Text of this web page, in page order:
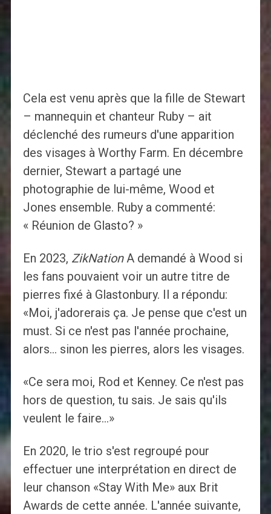
Cela est venu après que la fille de Stewart
– mannequin et chanteur Ruby – ait
déclenché des rumeurs d'une apparition
des visages à Worthy Farm. En décembre
dernier, Stewart a partagé une
photographie de lui-même, Wood et
Jones ensemble. Ruby a commenté:
« Réunion de Glasto? »
En 2023, ZikNationA demandé à Wood si
les fans pouvaient voir un autre titre de
pierres fixé à Glastonbury. Il a répondu:
«Moi, j'adorerais ça. Je pense que c'est un
must. Si ce n'est pas l'année prochaine,
alors… sinon les pierres, alors les visages.
«Ce sera moi, Rod et Kenney. Ce n'est pas
hors de question, tu sais. Je sais qu'ils
veulent le faire…»
En 2020, le trio s'est regroupé pour
effectuer une interprétation en direct de
leur chanson «Stay With Me» aux Brit
Awards de cette année. L'année suivante,